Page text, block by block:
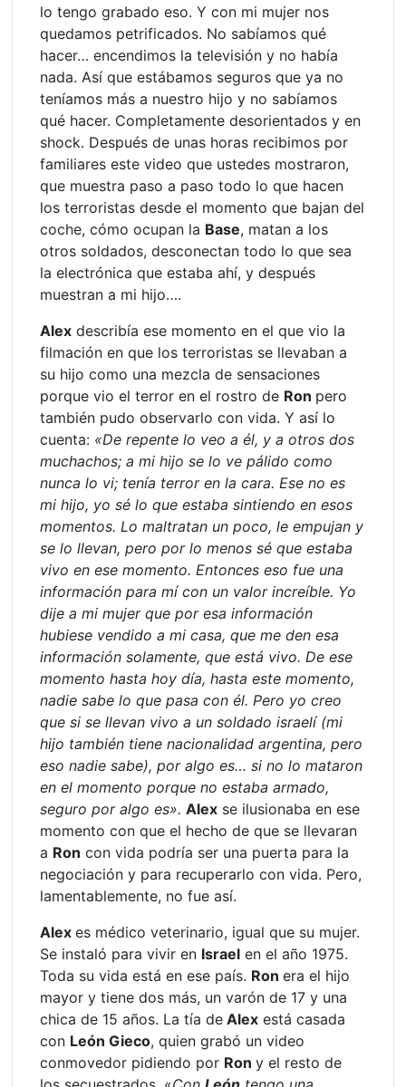
lo tengo grabado eso. Y con mi mujer nos
quedamos petrificados. No sabíamos qué
hacer… encendimos la televisión y no había
nada. Así que estábamos seguros que ya no
teníamos más a nuestro hijo y no sabíamos
qué hacer. Completamente desorientados y en
shock. Después de unas horas recibimos por
familiares este video que ustedes mostraron,
que muestra paso a paso todo lo que hacen
los terroristas desde el momento que bajan del
coche, cómo ocupan la Base, matan a los
otros soldados, desconectan todo lo que sea
la electrónica que estaba ahí, y después
muestran a mi hijo….
Alex describía ese momento en el que vio la
filmación en que los terroristas se llevaban a
su hijo como una mezcla de sensaciones
porque vio el terror en el rostro de Ron pero
también pudo observarlo con vida. Y así lo
cuenta: «De repente lo veo a él, y a otros dos
muchachos; a mi hijo se lo ve pálido como
nunca lo vi; tenía terror en la cara. Ese no es
mi hijo, yo sé lo que estaba sintiendo en esos
momentos. Lo maltratan un poco, le empujan y
se lo llevan, pero por lo menos sé que estaba
vivo en ese momento. Entonces eso fue una
información para mí con un valor increíble. Yo
dije a mi mujer que por esa información
hubiese vendido a mi casa, que me den esa
información solamente, que está vivo. De ese
momento hasta hoy día, hasta este momento,
nadie sabe lo que pasa con él. Pero yo creo
que si se llevan vivo a un soldado israelí (mi
hijo también tiene nacionalidad argentina, pero
eso nadie sabe), por algo es… si no lo mataron
en el momento porque no estaba armado,
seguro por algo es».Alex se ilusionaba en ese
momento con que el hecho de que se llevaran
a Ron con vida podría ser una puerta para la
negociación y para recuperarlo con vida. Pero,
lamentablemente, no fue así.
Alexes médico veterinario, igual que su mujer.
Se instaló para vivir en Israel en el año 1975.
Toda su vida está en ese país. Ronera el hijo
mayor y tiene dos más, un varón de 17 y una
chica de 15 años. La tía de Alex está casada
con León Gieco, quien grabó un video
conmovedor pidiendo por Rony el resto de